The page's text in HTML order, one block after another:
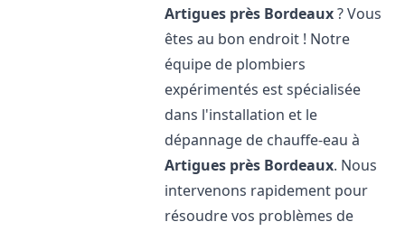
Artigues près Bordeaux? Vous
êtes au bon endroit ! Notre
équipe de plombiers
expérimentés est spécialisée
dans l'installation et le
dépannage de chauffe-eau à
Artigues près Bordeaux. Nous
intervenons rapidement pour
résoudre vos problèmes de